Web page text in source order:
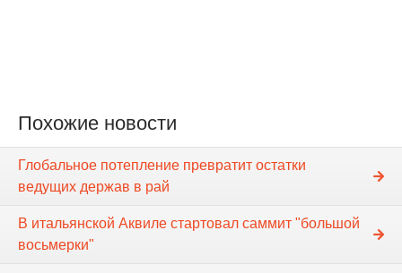
Похожие новости
Глобальное потепление превратит остатки
ведущих держав в рай
В итальянской Аквиле стартовал саммит "большой
восьмерки"